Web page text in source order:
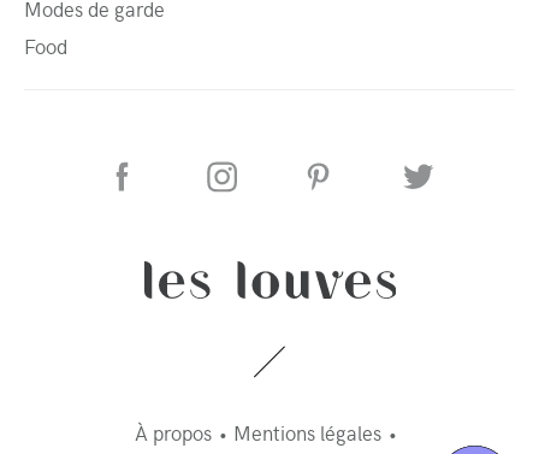
Modes de garde
Food
À propos Mentions légales